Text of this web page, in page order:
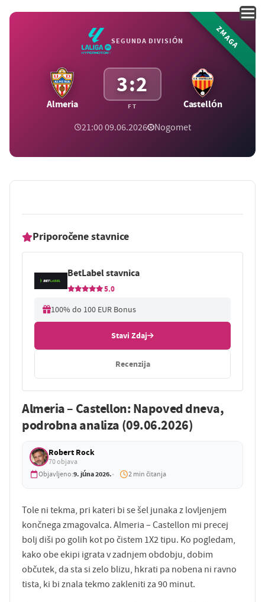
SEGUNDA DIVISIÓN
Almeria
3:2
FT Castellón
21:00 09.06.2026 Nogomet
ZMAGA
Priporočene stavnice
BetLabel stavnica
5.0
100% do 100 EUR Bonus
Stavi Zdaj
Recenzija
Almeria – Castellon: Napoved dneva,
podrobna analiza (09.06.2026)
Robert Rock
70 objava
Objavljeno:9. júna 2026. 2 min čitanja
Tole ni tekma, pri kateri bi se šel junaka z lovljenjem
končnega zmagovalca. Almeria – Castellon mi precej
bolj diši po golih kot po čistem 1X2 tipu. Ko pogledam,
kako obe ekipi igrata v zadnjem obdobju, dobim
občutek, da sta si zelo blizu, hkrati pa nobena ni ravno
tista, ki bi znala tekmo zakleniti za 90 minut.